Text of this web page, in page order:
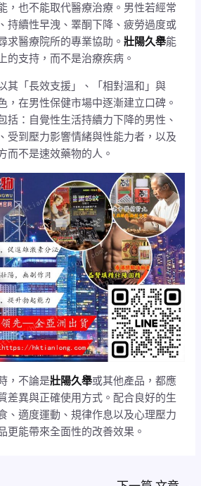
，也不能取代醫療治療。男性若經常
持續性早洩、睪酮下降、疲勞過度或
求醫療院所的專業協助。壯陽久舉能
的支持，而不是治療疾病。
其「長效支援」、「相對溫和」與
，在男性保健市場中逐漸建立口碑。
括：自覺性生活持續力下降的男性、
受到壓力影響情緒與性能力者，以及
而不是速效藥物的人。
，不論是壯陽久舉或其他產品，都應
差異與正確使用方式。配合良好的生
、適度運動、規律作息以及心理壓力
更能帶來全面性的改善效果。